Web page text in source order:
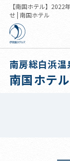
【南国ホテル】2022
せ | 南国ホテル
南房総白浜
南国ホテル